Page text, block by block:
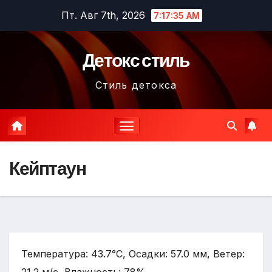
содержимому
Пт. Авг 7th, 2026 7:17:36 AM
Детокс стиль
Стиль детокса
Кейптаун
Температура: 43.7°C, Осадки: 57.0 мм, Ветер: